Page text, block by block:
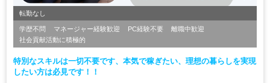
転勤なし
学歴不問 マネージャー経験歓迎 PC経験不要
離職中歓迎
社会貢献活動に積極的
特別なスキルは一切不要です、本気で稼ぎたい、理想の暮らしを実現
したい方は必見です！！